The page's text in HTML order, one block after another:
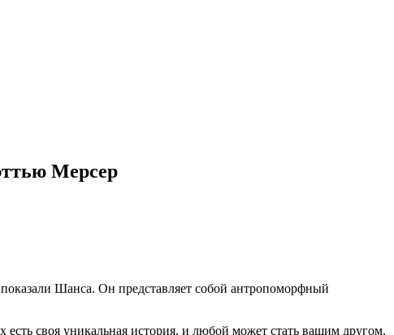
Мерсер
Шанса. Он представляет собой антропоморфный
своя уникальная история, и любой может стать вашим другом,